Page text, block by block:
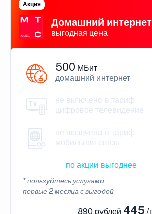
Домашний интернет
выгодная цена
Акция
500 МБит
домашний интернет
не включено в тариф
цифровое телевидение
не включена в тариф
мобильная связь
по акции выгоднее
* пользуйтесь услугами
первые 2 месяца с выгодой
890 рублей445 /